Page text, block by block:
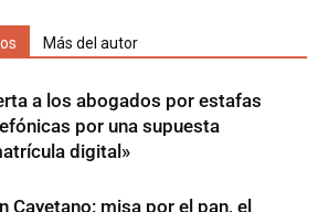
Más del autor
a los abogados por estafas
por una supuesta
digital»
Cayetano: misa por el pan, el